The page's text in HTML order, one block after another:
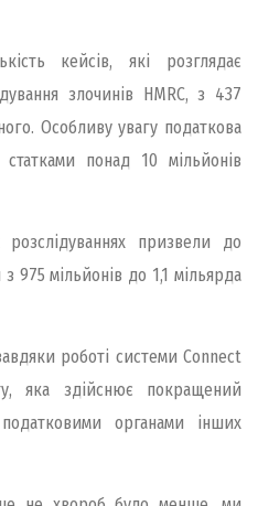
кейсів, які розглядає
злочинів HMRC, з 437
Особливу увагу податкова
понад 10 мільйонів
призвели до
975 мільйонів до 1,1 мільярда
роботі системи Connect
яка здійснює покращений
органами інших